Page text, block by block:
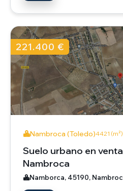
221.400 €
Nambroca (Toledo)4421 (m²)
Suelo urbano en
Nambroca
Namborca, 45190,